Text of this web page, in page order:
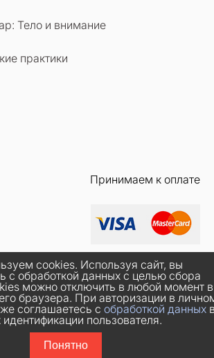
cookies. Используя сайт, вы
с обработкой данных с целью сбора
можно отключить в любой момент в
браузера. При авторизации в
соглашаетесь с обработкой данных
идентификации пользователя.
Понятно
Тело и внимание
практики
Принимаем к оплате